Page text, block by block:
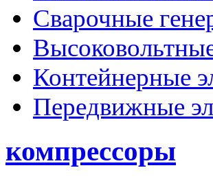
Сварочные
Контейнерные
Передвижные
компрессоры